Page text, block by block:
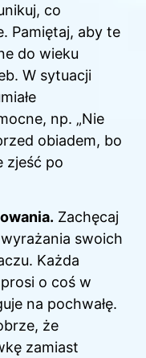
co
Pamiętaj, aby te
do wieku
W sytuacji
np. „Nie
obiadem, bo
zjeść po
Zachęcaj
swoich
Każda
o coś w
na pochwałę.
że
zamiast